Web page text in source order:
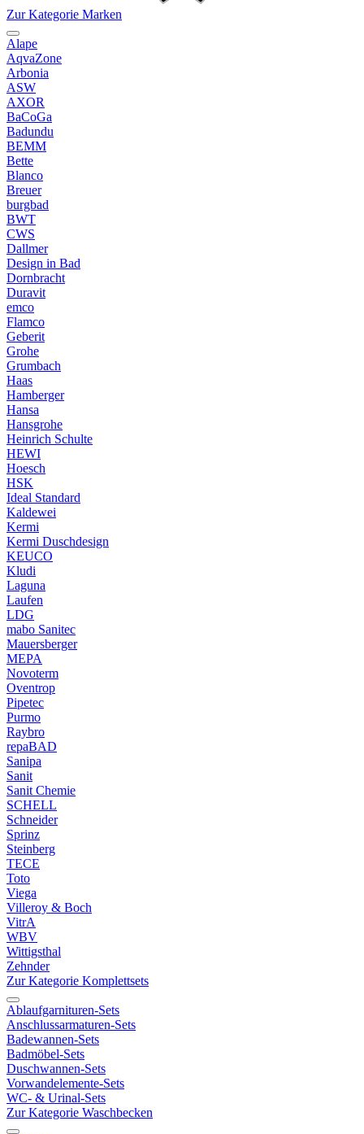
Zur Kategorie Marken
Alape
AqvaZone
Arbonia
ASW
AXOR
BaCoGa
Badundu
BEMM
Bette
Blanco
Breuer
burgbad
BWT
CWS
Dallmer
Design in Bad
Dornbracht
Duravit
emco
Flamco
Geberit
Grohe
Grumbach
Haas
Hamberger
Hansa
Hansgrohe
Heinrich Schulte
HEWI
Hoesch
HSK
Ideal Standard
Kaldewei
Kermi
Kermi Duschdesign
KEUCO
Kludi
Laguna
Laufen
LDG
mabo Sanitec
Mauersberger
MEPA
Novoterm
Oventrop
Pipetec
Purmo
Raybro
repaBAD
Sanipa
Sanit
Sanit Chemie
SCHELL
Schneider
Sprinz
Steinberg
TECE
Toto
Viega
Villeroy & Boch
VitrA
WBV
Wittigsthal
Zehnder
Zur Kategorie Komplettsets
Ablaufgarnituren-Sets
Anschlussarmaturen-Sets
Badewannen-Sets
Badmöbel-Sets
Duschwannen-Sets
Vorwandelemente-Sets
WC- & Urinal-Sets
Zur Kategorie Waschbecken